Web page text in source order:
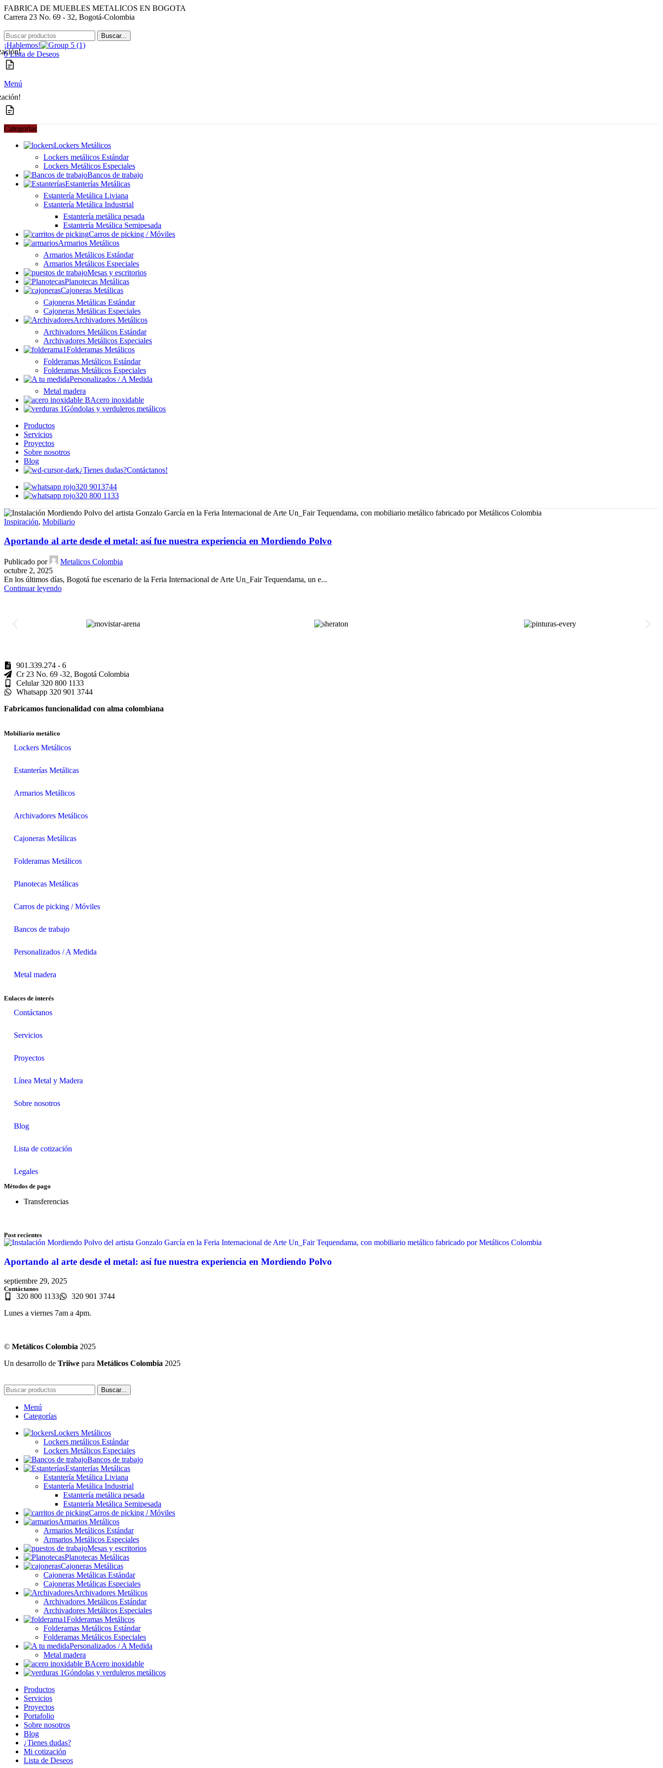
FABRICA DE MUEBLES METALICOS EN BOGOTA
Carrera 23 No. 69 - 32, Bogotá-Colombia
Buscar...
¡Hablemos!
0Lista de Deseos
Menú
Categorias
Lockers Metálicos
Lockers metálicos Estándar
Lockers Metálicos Especiales
Bancos de trabajo
Estanterías Metálicas
Estantería Metálica Liviana
Estantería Metálica Industrial
Estantería metálica pesada
Estantería Metálica Semipesada
Carros de picking / Móviles
Armarios Metálicos
Armarios Metálicos Estándar
Armarios Metálicos Especiales
Mesas y escritorios
Planotecas Metálicas
Cajoneras Metálicas
Cajoneras Metálicas Estándar
Cajoneras Metálicas Especiales
Archivadores Metálicos
Archivadores Metálicos Estándar
Archivadores Metálicos Especiales
Folderamas Metálicos
Folderamas Metálicos Estándar
Folderamas Metálicos Especiales
Personalizados / A Medida
Metal madera
Acero inoxidable
Góndolas y verduleros metálicos
Productos
Servicios
Proyectos
Sobre nosotros
Blog
¿Tienes dudas?Contáctanos!
320 9013744
320 800 1133
Inspiración, Mobiliario
Aportando al arte desde el metal: así fue nuestra experiencia en Mordiendo Polvo
Publicado por
Metalicos Colombia
octubre 2, 2025
En los últimos días, Bogotá fue escenario de la Feria Internacional de Arte Un_Fair Tequendama, un e...
Continuar leyendo
901.339.274 - 6
Cr 23 No. 69 -32, Bogotá Colombia
Celular 320 800 1133
Whatsapp 320 901 3744
Fabricamos funcionalidad con alma colombiana
Mobiliario metálico
Lockers Metálicos
Estanterías Metálicas
Armarios Metálicos
Archivadores Metálicos
Cajoneras Metálicas
Folderamas Metálicos
Planotecas Metálicas
Carros de picking / Móviles
Bancos de trabajo
Personalizados / A Medida
Metal madera
Enlaces de interés
Contáctanos
Servicios
Proyectos
Línea Metal y Madera
Sobre nosotros
Blog
Lista de cotización
Legales
Métodos de pago
Transferencias
Post recientes
Aportando al arte desde el metal: así fue nuestra experiencia en Mordiendo Polvo
septiembre 29, 2025
Contáctanos
320 800 1133
320 901 3744
Lunes a viernes 7am a 4pm.
© Metálicos Colombia 2025
Un desarrollo de Triiwe para Metálicos Colombia 2025
Buscar...
Menú
Categorías
Lockers Metálicos
Lockers metálicos Estándar
Lockers Metálicos Especiales
Bancos de trabajo
Estanterías Metálicas
Estantería Metálica Liviana
Estantería Metálica Industrial
Estantería metálica pesada
Estantería Metálica Semipesada
Carros de picking / Móviles
Armarios Metálicos
Armarios Metálicos Estándar
Armarios Metálicos Especiales
Mesas y escritorios
Planotecas Metálicas
Cajoneras Metálicas
Cajoneras Metálicas Estándar
Cajoneras Metálicas Especiales
Archivadores Metálicos
Archivadores Metálicos Estándar
Archivadores Metálicos Especiales
Folderamas Metálicos
Folderamas Metálicos Estándar
Folderamas Metálicos Especiales
Personalizados / A Medida
Metal madera
Acero inoxidable
Góndolas y verduleros metálicos
Productos
Servicios
Proyectos
Portafolio
Sobre nosotros
Blog
¿Tienes dudas?
Mi cotización
Lista de Deseos